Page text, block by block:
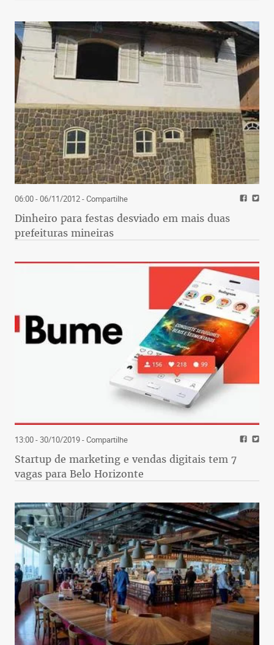
06:00 - 06/11/2012- Compartilhe
Dinheiro para festas desviado em mais duas
prefeituras mineiras
13:00 - 30/10/2019- Compartilhe
Startup de marketing e vendas digitais tem 7
vagas para Belo Horizonte